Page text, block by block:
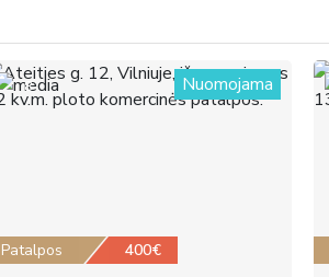
8 Nuomojama
Patalpos 400€